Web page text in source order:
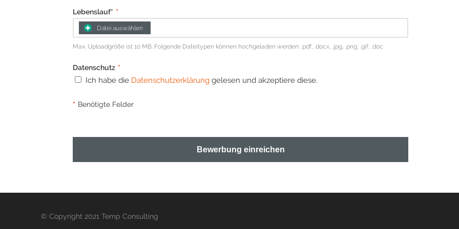
Lebenslauf* *
Datei auswählen
Max. Uploadgröße ist 10 MB. Folgende Dateitypen können hochgeladen werden: .pdf, .docx, .jpg, .png, .gif, .doc
Datenschutz *
Ich habe die Datenschutzerklärung gelesen und akzeptiere diese.
* Benötigte Felder
Bewerbung einreichen
© Copyright 2021 Temp Consulting